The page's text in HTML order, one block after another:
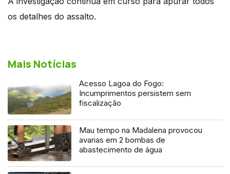
os detalhes do assalto.
Mais Notícias
Acesso Lagoa do Fogo:
Incumprimentos persistem sem
fiscalização
Mau tempo na Madalena provocou
avarias em 2 bombas de
abastecimento de água